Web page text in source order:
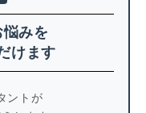
みを
けます
ントが